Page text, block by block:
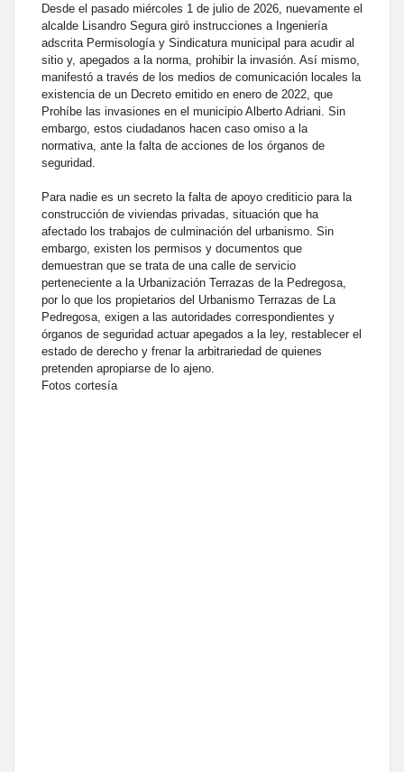
Desde el pasado miércoles 1 de julio de 2026, nuevamente el
alcalde Lisandro Segura giró instrucciones a Ingeniería
adscrita Permisología y Sindicatura municipal para acudir al
sitio y, apegados a la norma, prohibir la invasión. Así mismo,
manifestó a través de los medios de comunicación locales la
existencia de un Decreto emitido en enero de 2022, que
Prohíbe las invasiones en el municipio Alberto Adriani. Sin
embargo, estos ciudadanos hacen caso omiso a la
normativa, ante la falta de acciones de los órganos de
seguridad.
Para nadie es un secreto la falta de apoyo crediticio para la
construcción de viviendas privadas, situación que ha
afectado los trabajos de culminación del urbanismo. Sin
embargo, existen los permisos y documentos que
demuestran que se trata de una calle de servicio
perteneciente a la Urbanización Terrazas de la Pedregosa,
por lo que los propietarios del Urbanismo Terrazas de La
Pedregosa, exigen a las autoridades correspondientes y
órganos de seguridad actuar apegados a la ley, restablecer el
estado de derecho y frenar la arbitrariedad de quienes
pretenden apropiarse de lo ajeno.
Fotos cortesía